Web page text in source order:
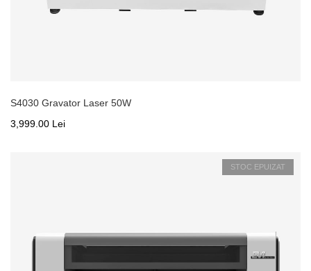
S4030 Gravator Laser 50W
3,999.00 Lei
STOC EPUIZAT